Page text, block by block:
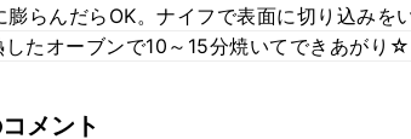
らんだらOK。ナイフで表面に切り込みを
たオーブンで10～15分焼いてできあがり☆
メント